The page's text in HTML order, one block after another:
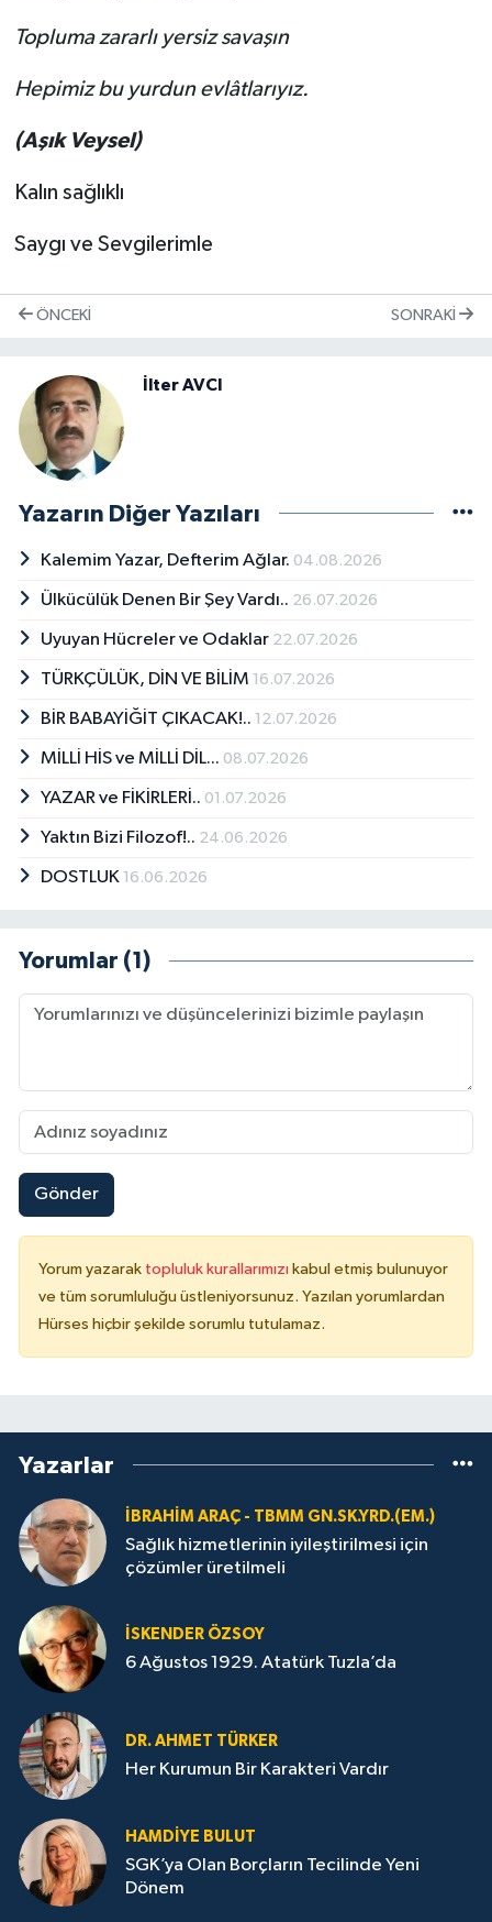
Topluma zararlı yersiz savaşın
Hepimiz bu yurdun evlâtlarıyız.
(Aşık Veysel)
Kalın sağlıklı
Saygı ve Sevgilerimle
ÖNCEKI SONRAKI
İlter AVCI
Yazarın Diğer Yazıları
Kalemim Yazar, Defterim Ağlar. 04.08.2026
Ülkücülük Denen Bir Şey Vardı.. 26.07.2026
Uyuyan Hücreler ve Odaklar 22.07.2026
TÜRKÇÜLÜK, DİN VE BİLİM 16.07.2026
BİR BABAYİĞİT ÇIKACAK!.. 12.07.2026
MİLLİ HİS ve MİLLİ DİL... 08.07.2026
YAZAR ve FİKİRLERİ.. 01.07.2026
Yaktın Bizi Filozof!.. 24.06.2026
DOSTLUK 16.06.2026
Yorumlar (1)
Gönder
Yorum yazarak topluluk kurallarımızı kabul etmiş bulunuyor
ve tüm sorumluluğu üstleniyorsunuz. Yazılan yorumlardan
Hürses hiçbir şekilde sorumlu tutulamaz.
Yazarlar
İBRAHIM ARAÇ - TBMM GN.SK.YRD.(EM.)
Sağlık hizmetlerinin iyileştirilmesi için
çözümler üretilmeli
İSKENDER ÖZSOY
6 Ağustos 1929. Atatürk Tuzla’da
DR. AHMET TÜRKER
Her Kurumun Bir Karakteri Vardır
HAMDIYE BULUT
SGK’ya Olan Borçların Tecilinde Yeni
Dönem